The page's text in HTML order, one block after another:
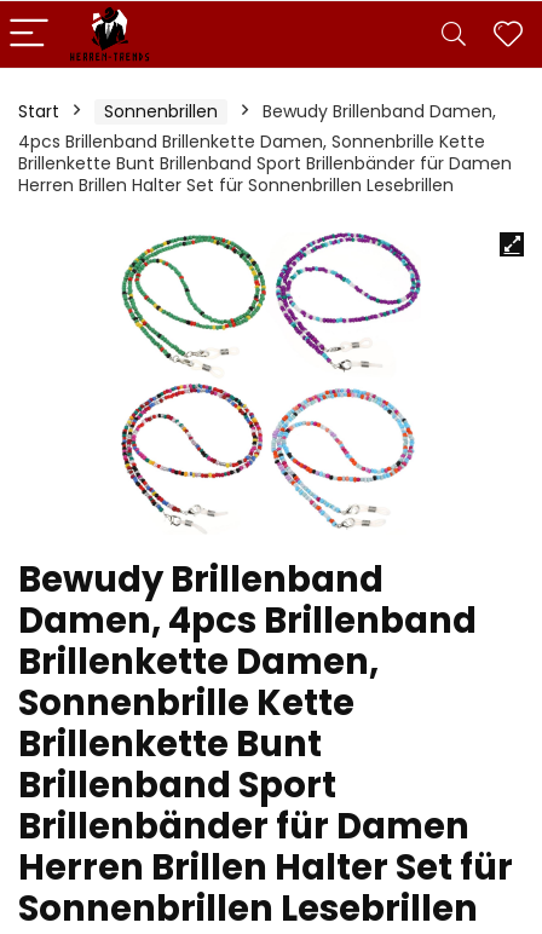
Start Sonnenbrillen
Bewudy Brillenband Damen,
4pcs Brillenband Brillenkette Damen, Sonnenbrille Kette
Brillenkette Bunt Brillenband Sport Brillenbänder für Damen
Herren Brillen Halter Set für Sonnenbrillen Lesebrillen
Bewudy Brillenband
Damen, 4pcs Brillenband
Brillenkette Damen,
Sonnenbrille Kette
Brillenkette Bunt
Brillenband Sport
Brillenbänder für Damen
Herren Brillen Halter Set für
Sonnenbrillen Lesebrillen